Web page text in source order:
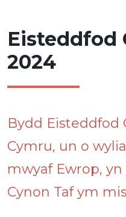
Eisteddfod
2024
Bydd Eisteddfod
Cymru, un o
mwyaf Ewrop,
Cynon Taf ym